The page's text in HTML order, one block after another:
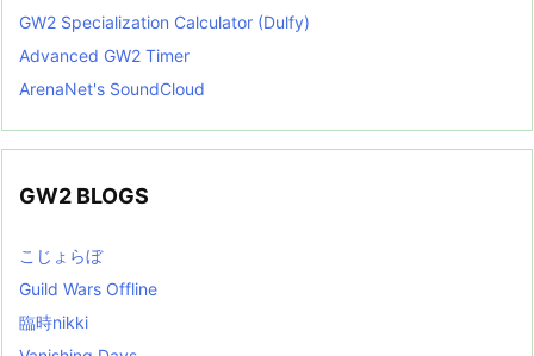
GW2 Specialization Calculator (Dulfy)
Advanced GW2 Timer
ArenaNet's SoundCloud
GW2 BLOGS
こじょらぼ
Guild Wars Offline
臨時nikki